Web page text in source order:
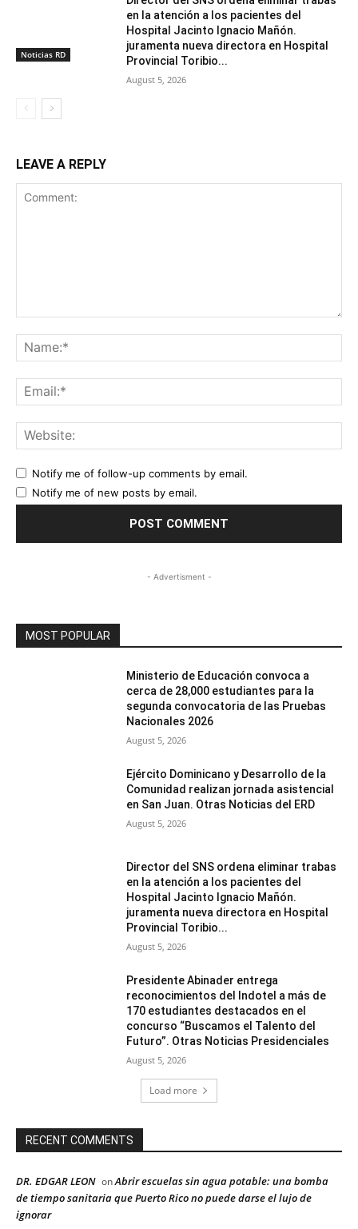
Noticias RD
en la atención a los pacientes del
Hospital Jacinto Ignacio Mañón.
juramenta nueva directora en Hospital
Provincial Toribio...
August 5, 2026
LEAVE A REPLY
Notify me of follow-up comments by email.
Notify me of new posts by email.
- Advertisment -
MOST POPULAR
Ministerio de Educación convoca a
cerca de 28,000 estudiantes para la
segunda convocatoria de las Pruebas
Nacionales 2026
August 5, 2026
Ejército Dominicano y Desarrollo de la
Comunidad realizan jornada asistencial
en San Juan. Otras Noticias del ERD
August 5, 2026
Director del SNS ordena eliminar trabas
en la atención a los pacientes del
Hospital Jacinto Ignacio Mañón.
juramenta nueva directora en Hospital
Provincial Toribio...
August 5, 2026
Presidente Abinader entrega
reconocimientos del Indotel a más de
170 estudiantes destacados en el
concurso “Buscamos el Talento del
Futuro”. Otras Noticias Presidenciales
August 5, 2026
Load more
RECENT COMMENTS
DR. EDGAR LEON onAbrir escuelas sin agua potable: una bomba
de tiempo sanitaria que Puerto Rico no puede darse el lujo de
ignorar